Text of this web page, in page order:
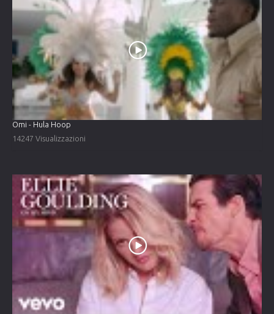
Omi - Hula Hoop
14247 Visualizzazioni